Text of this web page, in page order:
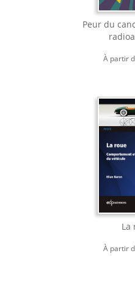
Peur du
À partir
La
À partir